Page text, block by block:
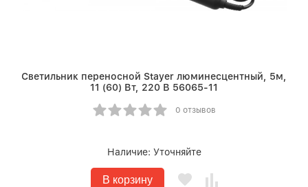
Светильник переносной Stayer люминесцентный, 5м,
11 (60) Вт, 220 В 56065-11
0 отзывов
Наличие: Уточняйте
В корзину